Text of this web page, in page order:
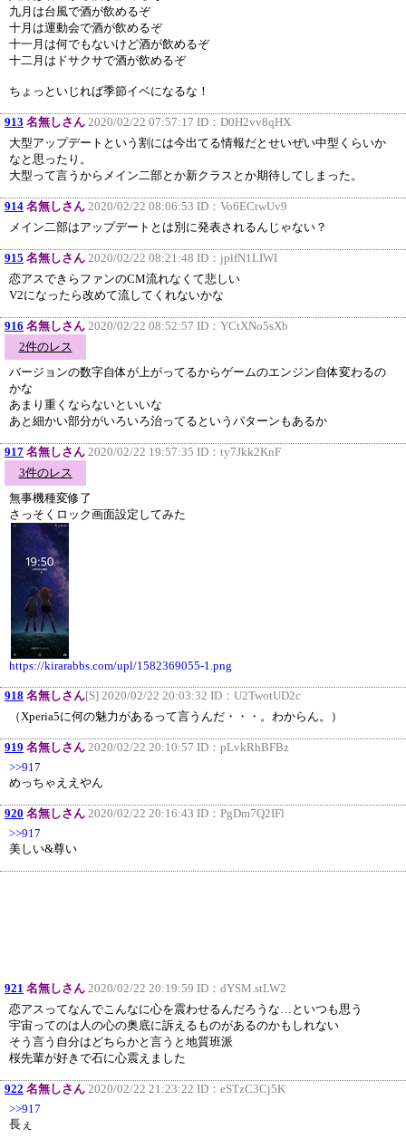
九月は台風で酒が飲めるぞ
十月は運動会で酒が飲めるぞ
十一月は何でもないけど酒が飲めるぞ
十二月はドサクサで酒が飲めるぞ
ちょっといじれば季節イベになるな！
913 名無しさん 2020/02/22 07:57:17 ID： D0H2vv8qHX
大型アップデートという割には今出てる情報だとせいぜい中型くらいか
なと思ったり。
大型って言うからメイン二部とか新クラスとか期待してしまった。
914 名無しさん 2020/02/22 08:06:53 ID： Vo6ECtwUv9
メイン二部はアップデートとは別に発表されるんじゃない？
915 名無しさん 2020/02/22 08:21:48 ID： jplfN1LIWI
恋アスできらファンのCM流れなくて悲しい
V2になったら改めて流してくれないかな
916 名無しさん 2020/02/22 08:52:57 ID： YCtXNo5sXb
2件のレス
バージョンの数字自体が上がってるからゲームのエンジン自体変わるの
かな
あまり重くならないといいな
あと細かい部分がいろいろ治ってるというパターンもあるか
917 名無しさん 2020/02/22 19:57:35 ID： ty7Jkk2KnF
3件のレス
無事機種変修了
さっそくロック画面設定してみた
https://kirarabbs.com/upl/1582369055-1.png
918 名無しさん[S] 2020/02/22 20:03:32 ID： U2TwotUD2c
（Xperia5に何の魅力があるって言うんだ・・・。わからん。）
919 名無しさん 2020/02/22 20:10:57 ID： pLvkRhBFBz
>>917
めっちゃええやん
920 名無しさん 2020/02/22 20:16:43 ID： PgDm7Q2IFl
>>917
美しい&尊い
921 名無しさん 2020/02/22 20:19:59 ID： dYSM.stLW2
恋アスってなんでこんなに心を震わせるんだろうな…といつも思う
宇宙ってのは人の心の奥底に訴えるものがあるのかもしれない
そう言う自分はどちらかと言うと地質班派
桜先輩が好きで石に心震えました
922 名無しさん 2020/02/22 21:23:22 ID： eSTzC3Cj5K
>>917
長ぇ